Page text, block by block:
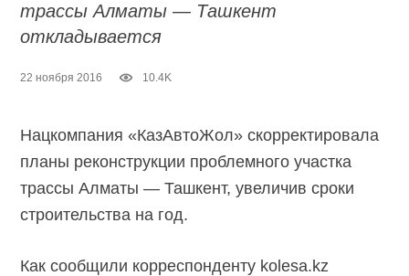
трассы Алматы — Ташкент
откладывается
22 ноября 2016 10.4K
Нацкомпания «КазАвтоЖол» скорректировала
планы реконструкции проблемного участка
трассы Алматы — Ташкент, увеличив сроки
строительства на год.
Как сообщили корреспонденту kolesa.kz